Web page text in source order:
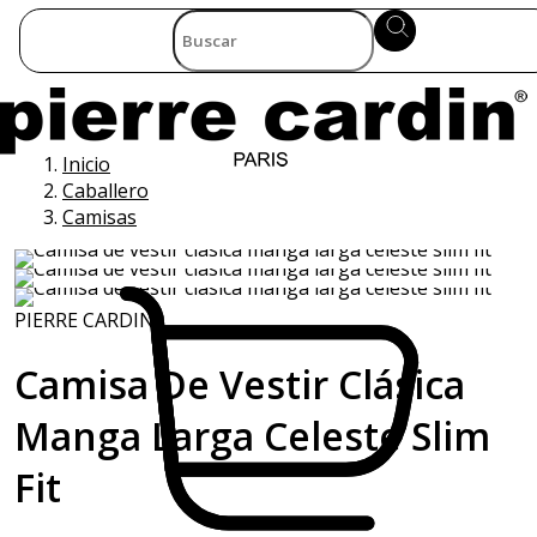
Inicio
Caballero
Camisas
PIERRE CARDIN
Camisa De Vestir Clásica
Manga Larga Celeste Slim
Fit